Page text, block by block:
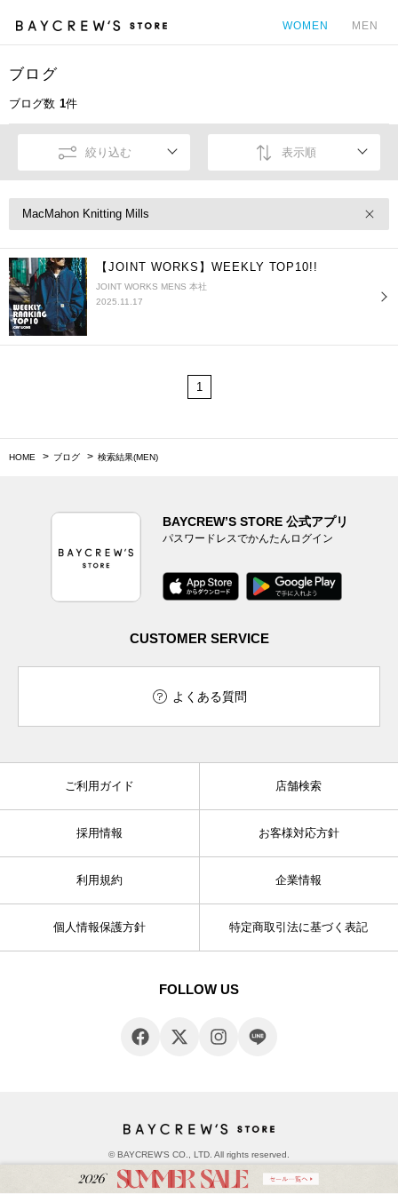
WOMEN MEN
ブログ
ブログ数 1件
絞り込む 表示順
MacMahon Knitting Mills
【JOINT WORKS】WEEKLY TOP10!!
JOINT WORKS MENS 本社
2025.11.17
1
HOME ブログ 検索結果(MEN)
BAYCREW’S STORE 公式アプリ
パスワードレスでかんたんログイン
CUSTOMER SERVICE
よくある質問
ご利用ガイド 店舗検索
採用情報 お客様対応方針
利用規約 企業情報
個人情報保護方針 特定商取引法に基づく表記
FOLLOW US
© BAYCREW’S CO., LTD. All rights reserved.